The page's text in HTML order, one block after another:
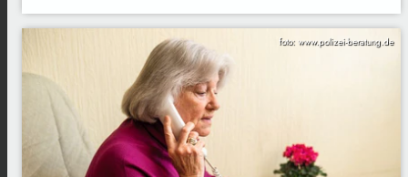
foto: www.polizei-beratung.de